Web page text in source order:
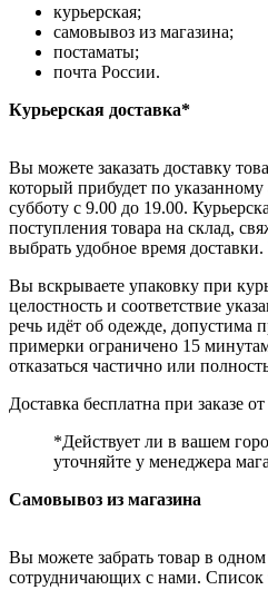
курьерская;
самовывоз из магазина;
постаматы;
почта России.
Курьерская доставка*
Вы можете заказать доставку
который прибудет по
субботу с 9.00 до 19.00.
поступления товара на склад,
выбрать удобное время
Вы вскрываете упаковку при
целостность и соответствие
речь идёт об одежде, допустима
примерки ограничено 15
отказаться частично или
Доставка бесплатна при заказе
*Действует ли в вашем
уточняйте у менеджера
Самовывоз из магазина
Вы можете забрать товар в одном
сотрудничающих с нами. Список